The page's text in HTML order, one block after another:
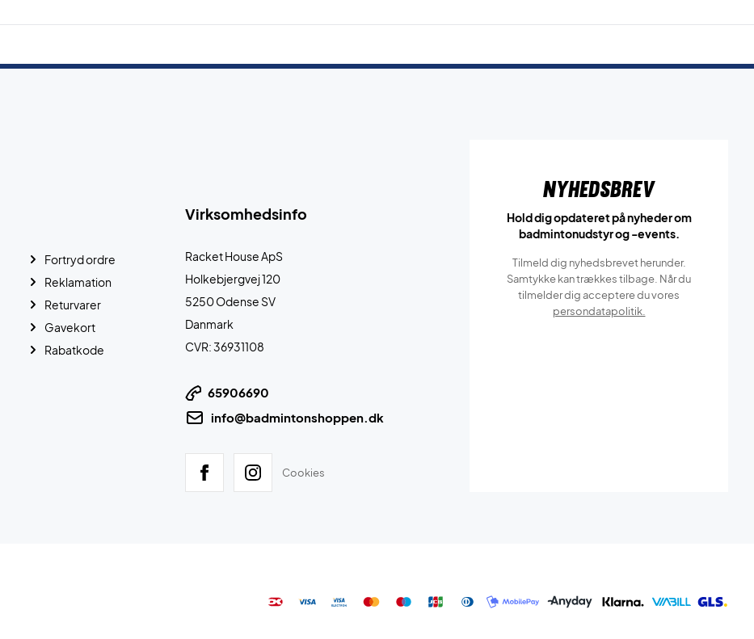
Virksomhedsinfo
Racket House ApS
Holkebjergvej 120
5250 Odense SV
Danmark
CVR: 36931108
65906690
info@badmintonshoppen.dk
Cookies
Fortryd ordre
Reklamation
Returvarer
Gavekort
Rabatkode
Nyhedsbrev
Hold dig opdateret på nyheder om
badmintonudstyr og -events.
Tilmeld dig nyhedsbrevet herunder.
Samtykke kan trækkes tilbage. Når du
tilmelder dig acceptere du vores
persondatapolitik.